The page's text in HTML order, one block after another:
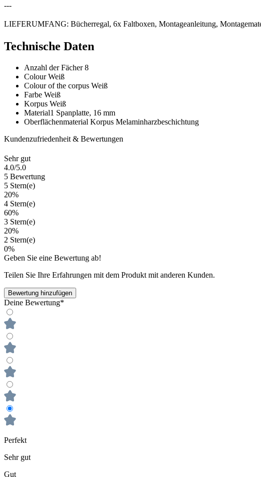
---
LIEFERUMFANG: Bücherregal, 6x Faltboxen, Montageanleitung,
Technische Daten
Anzahl der Fächer 8
Colour Weiß
Colour of the corpus Weiß
Farbe Weiß
Korpus Weiß
Material1 Spanplatte, 16 mm
Oberflächenmaterial Korpus Melaminharzbeschichtung
Kundenzufriedenheit & Bewertungen
Sehr gut
4.0/5.0
5 Bewertung
5 Stern(e)
20%
4 Stern(e)
60%
3 Stern(e)
20%
2 Stern(e)
0%
Geben Sie eine Bewertung ab!
Teilen Sie Ihre Erfahrungen mit dem Produkt mit anderen Kunden.
Bewertung hinzufügen
Deine Bewertung*
Perfekt
Sehr gut
Gut